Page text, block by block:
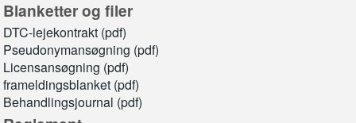
Blanketter og filer
DTC-lejekontrakt (pdf)
Pseudonymansøgning (pdf)
Licensansøgning (pdf)
frameldingsblanket (pdf)
Behandlingsjournal (pdf)